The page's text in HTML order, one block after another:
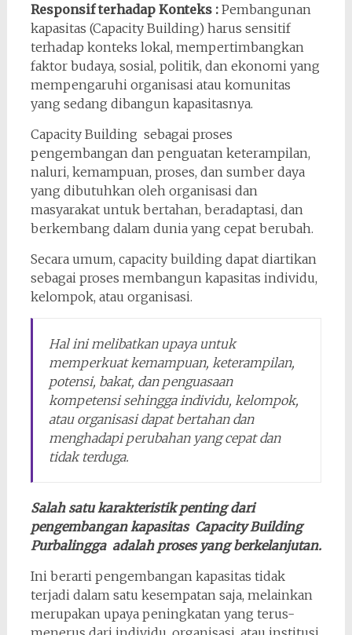
Responsif terhadap Konteks :Pembangunan
kapasitas (Capacity Building) harus sensitif
terhadap konteks lokal, mempertimbangkan
faktor budaya, sosial, politik, dan ekonomi yang
mempengaruhi organisasi atau komunitas
yang sedang dibangun kapasitasnya.
Capacity Building sebagai proses
pengembangan dan penguatan keterampilan,
naluri, kemampuan, proses, dan sumber daya
yang dibutuhkan oleh organisasi dan
masyarakat untuk bertahan, beradaptasi, dan
berkembang dalam dunia yang cepat berubah.
Secara umum, capacity building dapat diartikan
sebagai proses membangun kapasitas individu,
kelompok, atau organisasi.
Hal ini melibatkan upaya untuk
memperkuat kemampuan, keterampilan,
potensi, bakat, dan penguasaan
kompetensi sehingga individu, kelompok,
atau organisasi dapat bertahan dan
menghadapi perubahan yang cepat dan
tidak terduga.
Salah satu karakteristik penting dari
pengembangan kapasitas Capacity Building
Purbalingga adalah proses yang berkelanjutan.
Ini berarti pengembangan kapasitas tidak
terjadi dalam satu kesempatan saja, melainkan
merupakan upaya peningkatan yang terus-